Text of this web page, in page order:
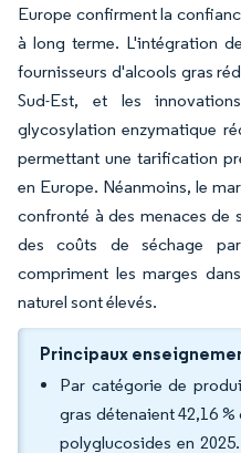
Europe confirment la
à long terme. L'intégration
fournisseurs d'alcools gras
Sud-Est, et les
glycosylation enzymatique
permettant une tarification
en Europe. Néanmoins, le
confronté à des menaces de
des coûts de séchage
compriment les marges
naturel sont élevés.
Principaux
Par catégorie de
gras détenaient 42,16
polyglucosides en